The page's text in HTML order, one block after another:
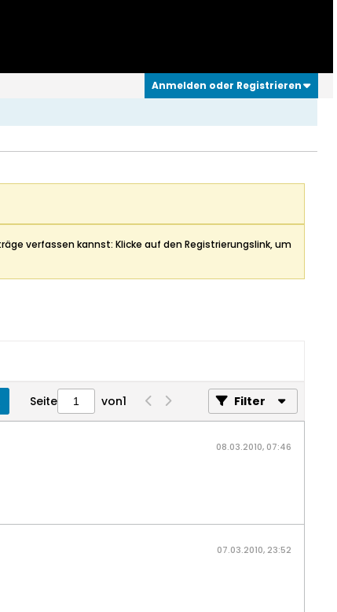
Anmelden oder Registrieren
verfassen kannst: Klicke auf den Registrierungslink, um
Seite von1 Filter
08.03.2010, 07:46
07.03.2010, 23:52